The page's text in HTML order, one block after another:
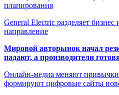
планирования
General Electric разделяет
направление
Мировой авторынок начал
падают, а производители
Онлайн-медиа меняют привычки
формируют цифровые сайты